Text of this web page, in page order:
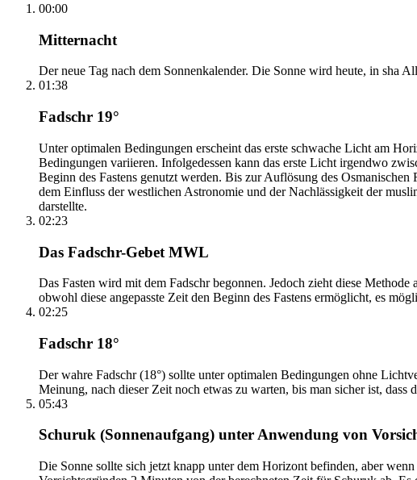
00:00
Mitternacht
Der neue Tag nach dem Sonnenkalender. Die Sonne wird heute, in sha
01:38
Fadschr 19°
Unter optimalen Bedingungen erscheint das erste schwache Licht am
Bedingungen variieren. Infolgedessen kann das erste Licht irgendwo
Beginn des Fastens genutzt werden. Bis zur Auflösung des
dem Einfluss der westlichen Astronomie und der Nachlässigkeit der
darstellte.
02:23
Das Fadschr-Gebet MWL
Das Fasten wird mit dem Fadschr begonnen. Jedoch zieht diese
obwohl diese angepasste Zeit den Beginn des Fastens ermöglicht, es
02:25
Fadschr 18°
Der wahre Fadschr (18°) sollte unter optimalen Bedingungen ohne
Meinung, nach dieser Zeit noch etwas zu warten, bis man sicher ist, dass
05:43
Schuruk (Sonnenaufgang) unter Anwendung von
Die Sonne sollte sich jetzt knapp unter dem Horizont befinden, aber